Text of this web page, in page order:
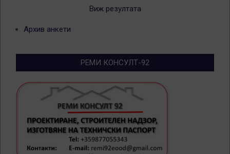
Виж резултата
Архив анкети
РЕМИ КОНСУЛТ-92